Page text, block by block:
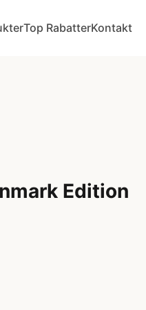
Top RabatterKontakt
Edition